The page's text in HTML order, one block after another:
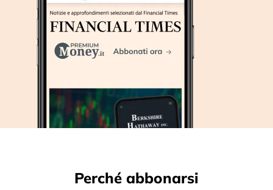
Perché abbonarsi